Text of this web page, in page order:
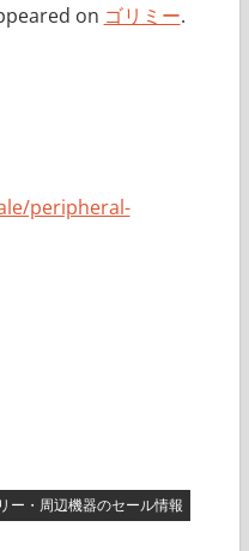
on ゴリミー.
peripheral-
ー・周辺機器のセール情報